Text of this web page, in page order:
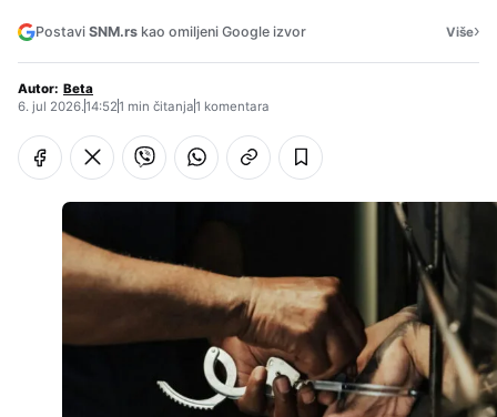
Postavi SNM.rs kao omiljeni Google izvor Više›
Autor: Beta
6. jul 2026.14:521 min čitanja1 komentara